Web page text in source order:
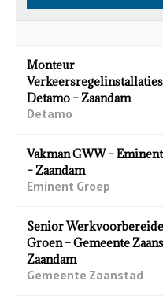
Monteur
Verkeersregelinstallaties
Detamo – Zaandam
Detamo
Vakman GWW –
– Zaandam
Eminent Groep
Senior
Groen – Gemeente
Zaandam
Gemeente Zaanstad